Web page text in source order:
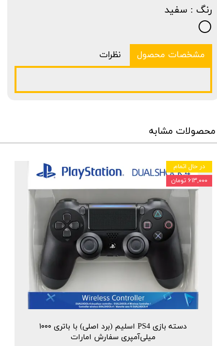
رنگ : سفید
مشخصات محصول نظرات
محصولات مشابه
دسته بازی PS4 اسلیم (برد اصلی) با باتری ۱۰۰۰
میلی‌آمپری سفارش امارات
در حال اتمام
۶۱۳,۰۰۰ تومان